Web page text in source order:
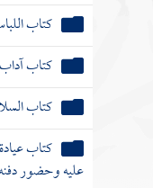
كتاب
كتاب
كتاب
كتاب
عليه وحضور